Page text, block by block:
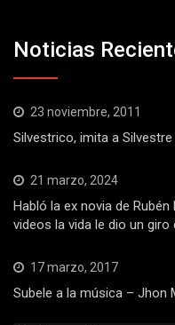
Noticias
23 noviembre, 2011
Silvestrico, imita a Silvestre
21 marzo, 2024
Habló la ex novia de
videos la vida le dio un giro
17 marzo, 2017
Subele a la música – Jhon